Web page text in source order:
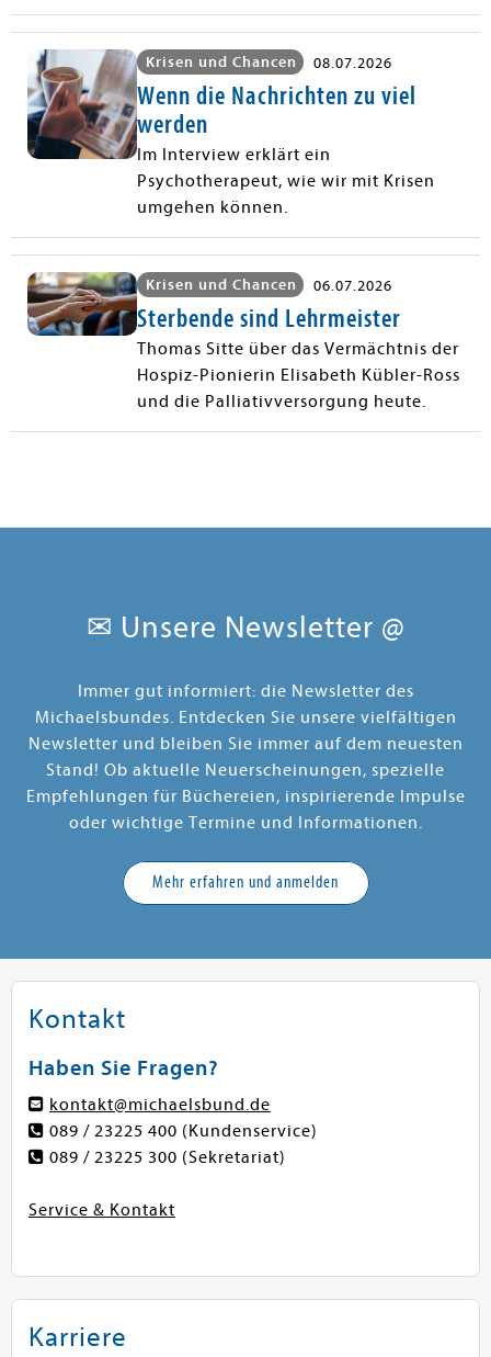
Krisen und Chancen 08.07.2026
Wenn die Nachrichten zu viel
werden
Im Interview erklärt ein
Psychotherapeut, wie wir mit Krisen
umgehen können.
Krisen und Chancen 06.07.2026
Sterbende sind Lehrmeister
Thomas Sitte über das Vermächtnis der
Hospiz-Pionierin Elisabeth Kübler-Ross
und die Palliativversorgung heute.
✉ Unsere Newsletter @
Immer gut informiert: die Newsletter des
Michaelsbundes. Entdecken Sie unsere vielfältigen
Newsletter und bleiben Sie immer auf dem neuesten
Stand! Ob aktuelle Neuerscheinungen, spezielle
Empfehlungen für Büchereien, inspirierende Impulse
oder wichtige Termine und Informationen.
Mehr erfahren und anmelden
Kontakt
Haben Sie Fragen?
kontakt@michaelsbund.de
089 / 23225 400 (Kundenservice)
089 / 23225 300 (Sekretariat)
Service & Kontakt
Karriere